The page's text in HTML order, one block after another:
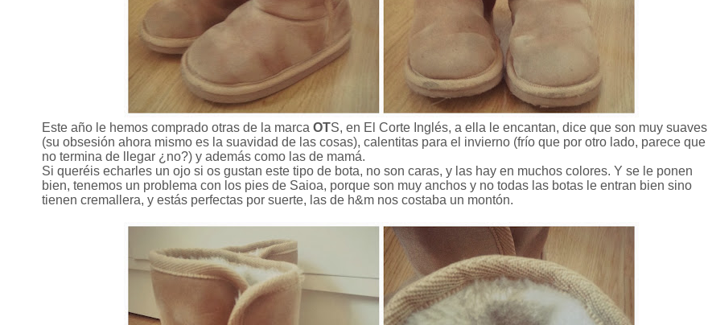
Este año le hemos comprado otras de la marca OTS, en El Corte Inglés, a ella le encantan, dice que son muy suaves
(su obsesión ahora mismo es la suavidad de las cosas), calentitas para el invierno (frío que por otro lado, parece que
no termina de llegar ¿no?) y además como las de mamá.
Si queréis echarles un ojo si os gustan este tipo de bota, no son caras, y las hay en muchos colores. Y se le ponen
bien, tenemos un problema con los pies de Saioa, porque son muy anchos y no todas las botas le entran bien sino
tienen cremallera, y estás perfectas por suerte, las de h&m nos costaba un montón.